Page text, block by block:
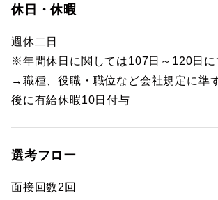
休日・休暇
週休二日
※年間休日に関しては107日～120日に
→職種、役職・職位など会社規定に準
後に有給休暇10日付与
選考フロー
面接回数2回